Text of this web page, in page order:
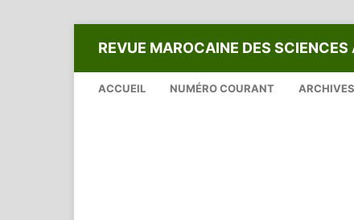
REVUE MAROCAINE DES
ACCUEIL NUMÉRO COURANT ARCHIVES